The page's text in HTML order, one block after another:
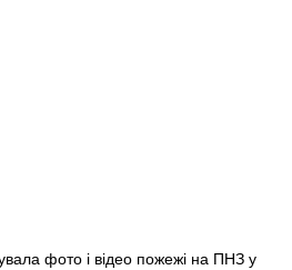
фото і відео пожежі на ПНЗ у